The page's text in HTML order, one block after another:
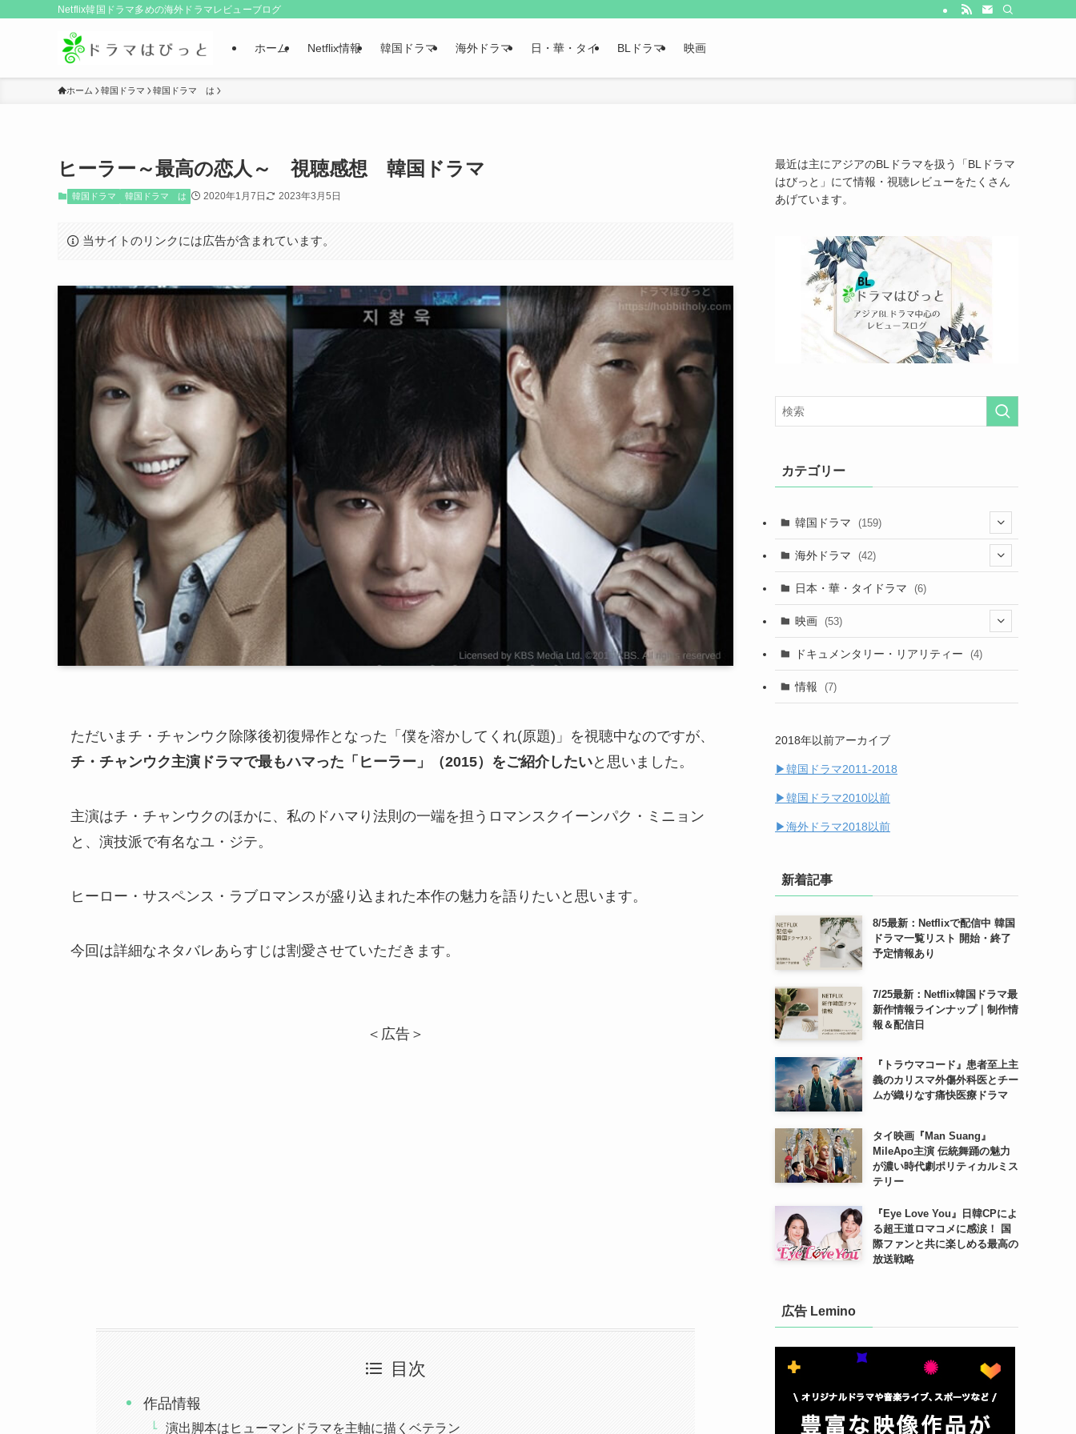
Netflix韓国ドラマ多めの海外ドラマレビューブログ
ホーム Netflix情報 韓国ドラマ 海外ドラマ 日・華・タイ BLドラマ 映画
ホーム 韓国ドラマ 韓国ドラマ は
ヒーラー～最高の恋人～ 視聴感想 韓国ドラマ
韓国ドラマ 韓国ドラマ は 2020年1月7日 2023年3月5日
当サイトのリンクには広告が含まれています。
ただいまチ・チャンウク除隊後初復帰作となった「僕を溶かしてくれ(原題)」を視聴中なのですが、
チ・チャンウク主演ドラマで最もハマった「ヒーラー」（2015）をご紹介したいと思いました。
主演はチ・チャンウクのほかに、 私のドハマり法則の一端を担うロマンスクイーンパク・ミニョン
と、演技派で有名なユ・ジテ。
ヒーロー・サスペンス・ラブロマンスが盛り込まれた本作の魅力を語りたいと思います。
今回は詳細なネタバレあらすじは割愛させていただきます。
＜広告＞
目次
作品情報
演出脚本はヒューマンドラマを主軸に描くベテラン
最近は主にアジアのBLドラマを扱う「BLドラマ
はびっと」にて情報・視聴レビューをたくさん
あげています。
カテゴリー
韓国ドラマ (159)
(25)
(27)
(25)
海外ドラマ (42)
(7)
(18)
日本・華・タイドラマ (6)
映画 (53)
(9)
(14)
(7)
ドキュメンタリー・リアリティー (4)
情報 (7)
2018年以前アーカイブ
▶︎韓国ドラマ2011-2018
▶︎韓国ドラマ2010以前
▶︎海外ドラマ2018以前
新着記事
8/5最新：Netflixで配信中 韓国
ドラマ一覧リスト 開始・終了
予定情報あり
7/25最新：Netflix韓国ドラマ最
新作情報ラインナップ｜制作情
報＆配信日
『トラウマコード』患者至上主
義のカリスマ外傷外科医とチー
ムが織りなす痛快医療ドラマ
タイ映画『Man Suang』
MileApo主演 伝統舞踊の魅力
が濃い時代劇ポリティカルミス
テリー
『Eye Love You』日韓CPによ
る超王道ロマコメに感涙！ 国
際ファンと共に楽しめる最高の
放送戦略
広告 Lemino